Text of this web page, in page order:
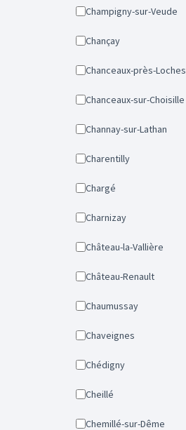
Champigny-sur-Veude
Chançay
Chanceaux-près-Loches
Chanceaux-sur-Choisille
Channay-sur-Lathan
Charentilly
Chargé
Charnizay
Château-la-Vallière
Château-Renault
Chaumussay
Chaveignes
Chédigny
Cheillé
Chemillé-sur-Dême